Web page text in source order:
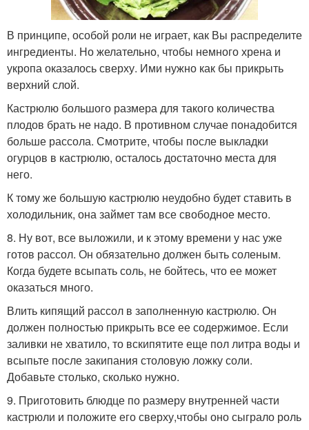
В принципе, особой роли не играет, как Вы распределите
ингредиенты. Но желательно, чтобы немного хрена и
укропа оказалось сверху. Ими нужно как бы прикрыть
верхний слой.
Кастрюлю большого размера для такого количества
плодов брать не надо. В противном случае понадобится
больше рассола. Смотрите, чтобы после выкладки
огурцов в кастрюлю, осталось достаточно места для
него.
К тому же большую кастрюлю неудобно будет ставить в
холодильник, она займет там все свободное место.
8. Ну вот, все выложили, и к этому времени у нас уже
готов рассол. Он обязательно должен быть соленым.
Когда будете всыпать соль, не бойтесь, что ее может
оказаться много.
Влить кипящий рассол в заполненную кастрюлю. Он
должен полностью прикрыть все ее содержимое. Если
заливки не хватило, то вскипятите еще пол литра воды и
всыпьте после закипания столовую ложку соли.
Добавьте столько, сколько нужно.
9. Приготовить блюдце по размеру внутренней части
кастрюли и положите его сверху,чтобы оно сыграло роль